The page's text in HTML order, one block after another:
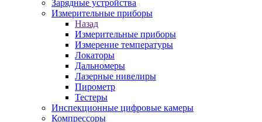
Зарядные устройства
Измерительные приборы
Назад
Измерительные приборы
Измерение температуры
Локаторы
Дальномеры
Лазерные нивелиры
Пирометр
Тестеры
Инспекционные цифровые камеры
Компрессоры